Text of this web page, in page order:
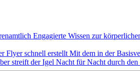
Engagierte Wissen zur
Flyer schnell erstellt Mit dem in der
streift der Igel Nacht für Nacht durch